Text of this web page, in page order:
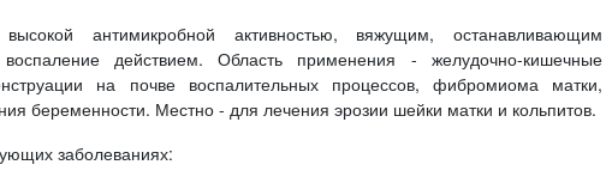
антимикробной активностью, вяжущим, останавливающим
действием. Область применения - желудочно-кишечные
на почве воспалительных процессов, фибромиома матки,
беременности. Местно - для лечения эрозии шейки матки и кольпитов.
заболеваниях: